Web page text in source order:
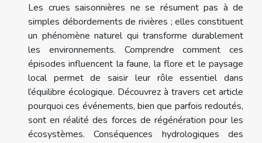
Les crues saisonnières ne se résument pas à de
simples débordements de rivières ; elles constituent
un phénomène naturel qui transforme durablement
les environnements. Comprendre comment ces
épisodes influencent la faune, la flore et le paysage
local permet de saisir leur rôle essentiel dans
l’équilibre écologique. Découvrez à travers cet article
pourquoi ces événements, bien que parfois redoutés,
sont en réalité des forces de régénération pour les
écosystèmes. Conséquences hydrologiques des